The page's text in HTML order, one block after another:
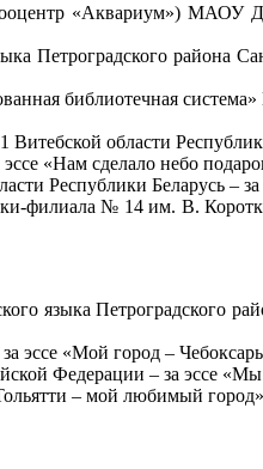
«Аквариум») МАОУ
района
библиотечная система»
области
«Нам сделало небо
Республики Беларусь –
филиала № 14 им. В.
Петроградского
эссе «Мой город –
Федерации – за эссе
– мой любимый